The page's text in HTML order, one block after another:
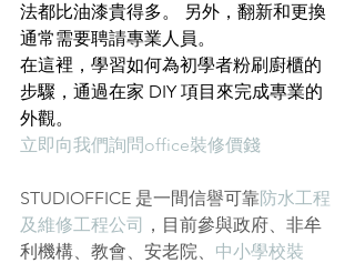
法都比油漆貴得多。 另外，翻新和更換
通常需要聘請專業人員。
在這裡，學習如何為初學者粉刷廚櫃的
步驟，通過在家 DIY 項目來完成專業的
外觀。
立即向我們詢問office裝修價錢
STUDIOFFICE 是一間信譽可靠防水工程
及維修工程公司 ，目前參與政府、非牟
利機構、教會、安老院、 中小學校裝